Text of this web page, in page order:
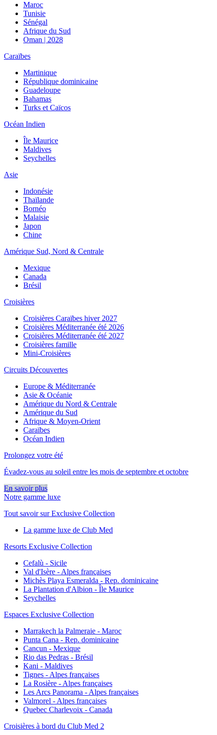
Maroc
Tunisie
Sénégal
Afrique du Sud
Oman | 2028
Caraïbes
Martinique
République dominicaine
Guadeloupe
Bahamas
Turks et Caïcos
Océan Indien
Île Maurice
Maldives
Seychelles
Asie
Indonésie
Thaïlande
Bornéo
Malaisie
Japon
Chine
Amérique Sud, Nord & Centrale
Mexique
Canada
Brésil
Croisières
Croisières Caraïbes hiver 2027
Croisières Méditerranée été 2026
Croisières Méditerranée été 2027
Croisières famille
Mini-Croisières
Circuits Découvertes
Europe & Méditerranée
Asie & Océanie
Amérique du Nord & Centrale
Amérique du Sud
Afrique & Moyen-Orient
Caraïbes
Océan Indien
Prolongez votre été
Évadez-vous au soleil entre les mois de septembre et octobre
En savoir plus
Notre gamme luxe
Tout savoir sur Exclusive Collection
La gamme luxe de Club Med
Resorts Exclusive Collection
Cefalù - Sicile
Val d'Isère - Alpes françaises
Michès Playa Esmeralda - Rep. dominicaine
La Plantation d'Albion - Île Maurice
Seychelles
Espaces Exclusive Collection
Marrakech la Palmeraie - Maroc
Punta Cana - Rep. dominicaine
Cancun - Mexique
Rio das Pedras - Brésil
Kani - Maldives
Tignes - Alpes françaises
La Rosière - Alpes françaises
Les Arcs Panorama - Alpes françaises
Valmorel - Alpes françaises
Quebec Charlevoix - Canada
Croisières à bord du Club Med 2